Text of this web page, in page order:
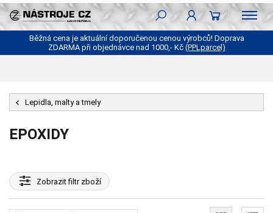
Běžná cena je aktuální doporučenou cenou výrobců! Doprava
ZDARMA při objednávce nad 1000,- Kč (PPLparcel)
Lepidla, malty a tmely
EPOXIDY
Zobrazitfiltr zboží